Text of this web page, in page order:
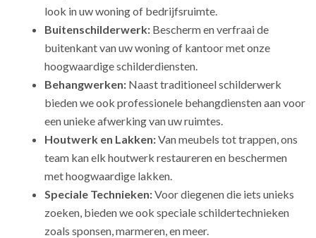
look in uw woning of bedrijfsruimte.
Buitenschilderwerk: Bescherm en verfraai de
buitenkant van uw woning of kantoor met onze
hoogwaardige schilderdiensten.
Behangwerken: Naast traditioneel schilderwerk
bieden we ook professionele behangdiensten aan voor
een unieke afwerking van uw ruimtes.
Houtwerk en Lakken:Van meubels tot trappen, ons
team kan elk houtwerk restaureren en beschermen
met hoogwaardige lakken.
Speciale Technieken:Voor diegenen die iets unieks
zoeken, bieden we ook speciale schildertechnieken
zoals sponsen, marmeren, en meer.